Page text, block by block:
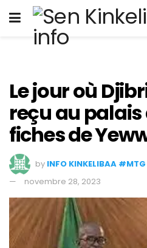
Le jour où
reçu au palais
fiches de
by INFO KINKELIBAA #MTG
novembre 28, 2023